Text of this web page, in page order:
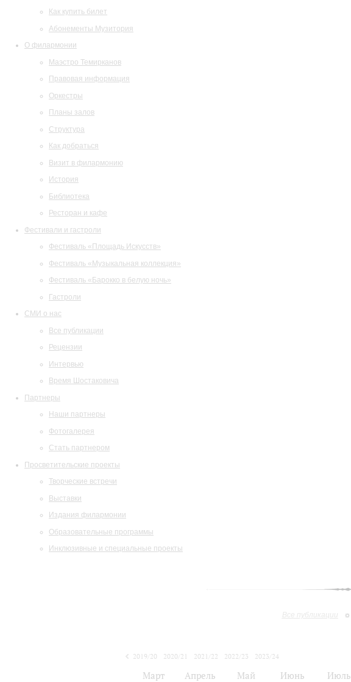
Как купить билет
Абонементы Музитория
О филармонии
Маэстро Темирканов
Правовая информация
Оркестры
Планы залов
Структура
Как добраться
Визит в филармонию
История
Библиотека
Ресторан и кафе
Фестивали и гастроли
Фестиваль «Площадь Искусств»
Фестиваль «Музыкальная коллекция»
Фестиваль «Барокко в белую ночь»
Гастроли
СМИ о нас
Все публикации
Рецензии
Интервью
Время Шостаковича
Партнеры
Наши партнеры
Фотогалерея
Стать партнером
Просветительские проекты
Творческие встречи
Выставки
Издания филармонии
Образовательные программы
Инклюзивные и специальные проекты
Все публикации
2019/20 2020/21 2021/22 2022/23
2023/24
Март Апрель Май Июнь Июль